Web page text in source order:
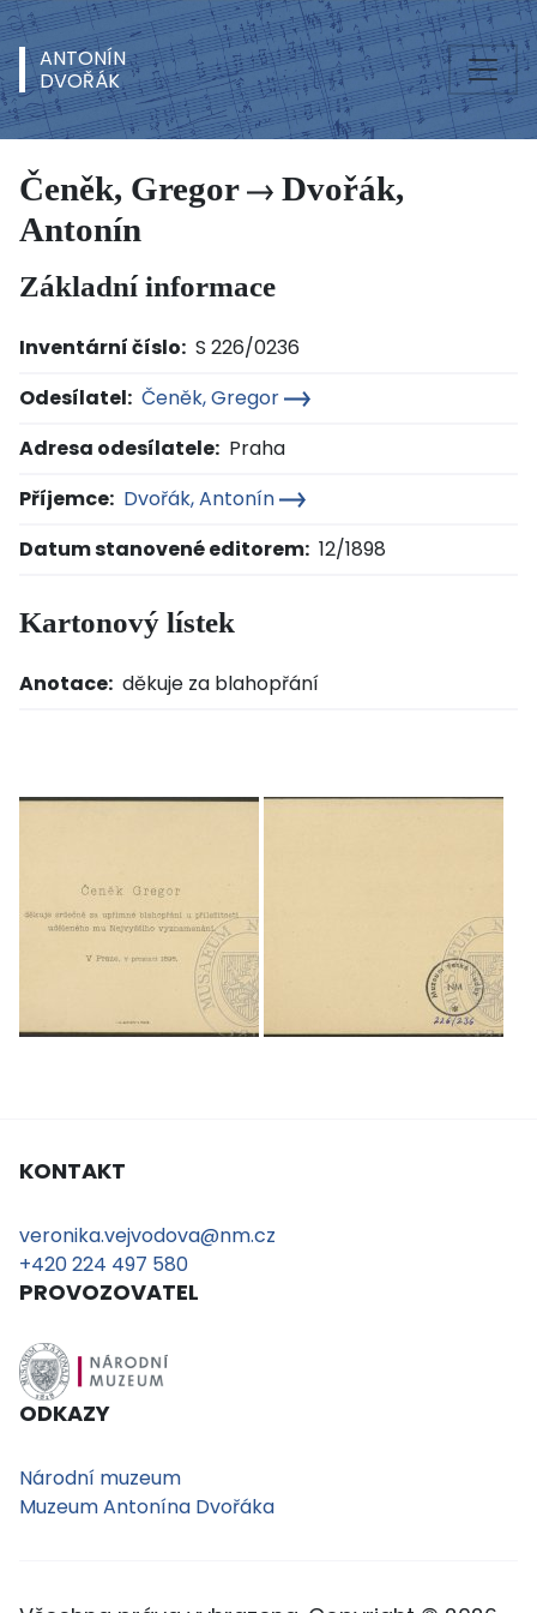
ANTONÍN
DVOŘÁK
Čeněk, Gregor
Dvořák,
Antonín
Základní informace
Inventární číslo: S 226/0236
Odesílatel: Čeněk, Gregor
Adresa odesílatele: Praha
Příjemce: Dvořák, Antonín
Datum stanovené editorem: 12/1898
Kartonový lístek
Anotace: děkuje za blahopřání
KONTAKT
veronika.vejvodova@nm.cz
+420 224 497 580
PROVOZOVATEL
ODKAZY
Národní muzeum
Muzeum Antonína Dvořáka